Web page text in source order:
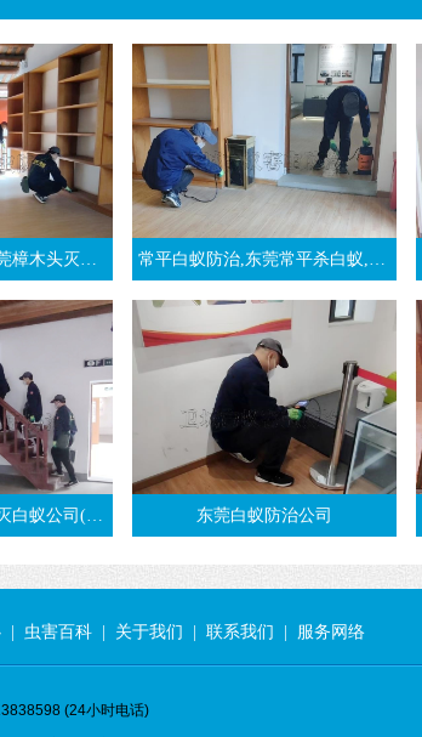
木头白蚁防治公司 常平白蚁防治,东莞常平杀白蚁,治白蚁公司
烈推荐卫城虫控) 东莞白蚁防治公司
虫害百科 关于我们 联系我们 服务网络
(24小时电话)